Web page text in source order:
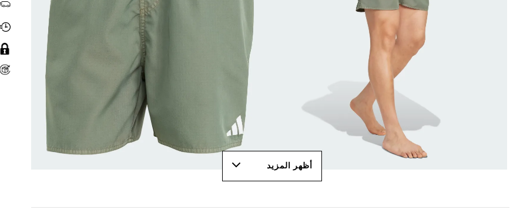
أظهر المزيد